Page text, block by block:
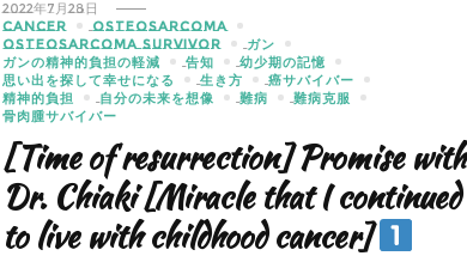
2022年7月28日
CANCER
OSTEOSARCOMA
OSTEOSARCOMA SURVIVOR
ガン
ガンの精神的負担の軽減
告知
幼少期の記憶
思い出を探して幸せになる
生き方
癌サバイバー
精神的負担
自分の未来を想像 難病
難病克服
骨肉腫サバイバー
[Time of resurrection] Promise with
Dr. Chiaki [Miracle that I continued
to live with childhood cancer]